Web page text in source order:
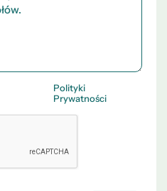
Polityki
Prywatności